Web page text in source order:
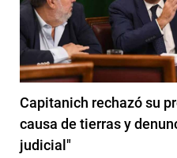
Capitanich rechazó su
causa de tierras y
judicial"